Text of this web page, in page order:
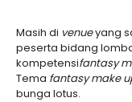
Masih di venueyang
peserta bidang
kompetensifantasy
Tema fantasy make
bunga lotus.